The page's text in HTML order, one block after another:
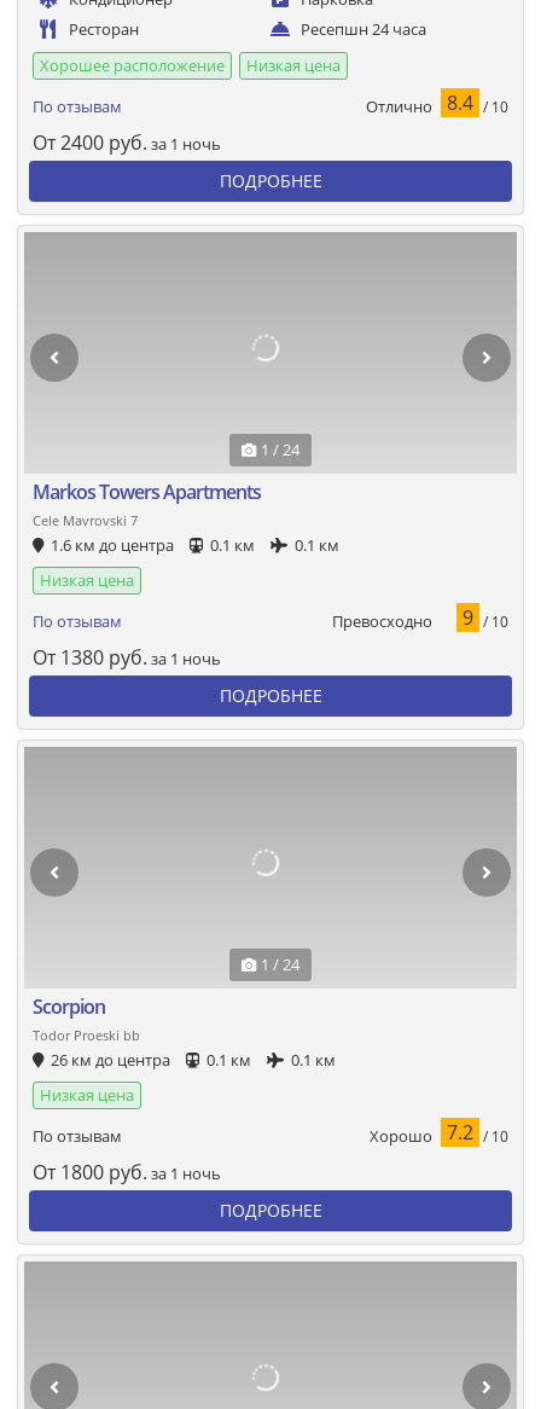
Ресторан
Ресепшн 24 часа
Хорошее расположение
Низкая цена
По отзывам
Отлично 8.4 / 10
От2400 руб. за 1 ночь
ПОДРОБНЕЕ
1 / 24
Markos Towers Apartments
Cele Mavrovski 7
1.6 км до центра 0.1 км
0.1 км
Низкая цена
По отзывам
Превосходно 9 / 10
От 1380 руб. за 1 ночь
ПОДРОБНЕЕ
1 / 24
Scorpion
Todor Proeski bb
26 км до центра 0.1 км
0.1 км
Низкая цена
По отзывам
Хорошо 7.2 / 10
От 1800 руб. за 1 ночь
ПОДРОБНЕЕ